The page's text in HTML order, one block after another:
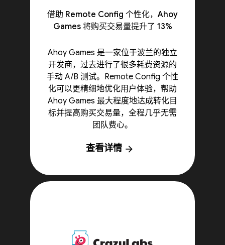
借助 Remote Config 个性化，Ahoy
Games 将购买交易量提升了 13%
Ahoy Games 是一家位于波兰的独立
开发商，过去进行了很多耗费资源的
手动 A/B 测试。Remote Config 个性
化可以更精细地优化用户体验，帮助
Ahoy Games 最大程度地达成转化目
标并提高购买交易量，全程几乎无需
团队费心。
查看详情 arrow_forward